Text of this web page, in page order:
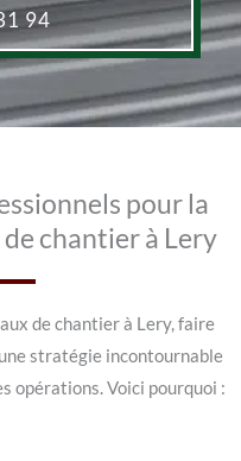
94
pour la
chantier à Lery
de chantier à Lery, faire
stratégie incontournable
opérations. Voici pourquoi :